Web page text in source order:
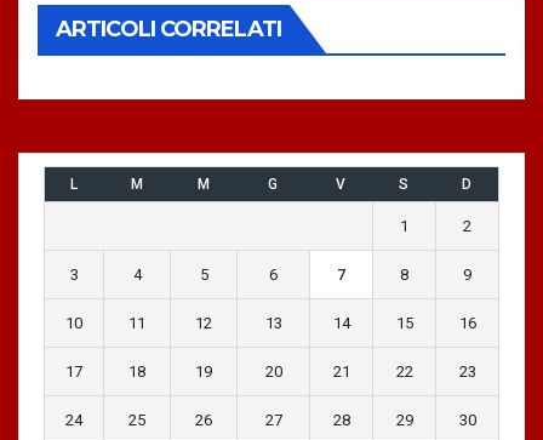
ARTICOLI CORRELATI
L M M G V S D
1 2
3 4 5 6 7 8 9
10 11 12 13 14 15 16
17 18 19 20 21 22 23
24 25 26 27 28 29 30